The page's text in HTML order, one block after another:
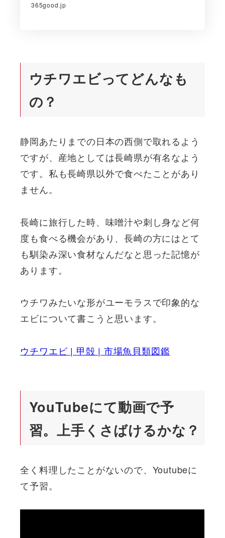
365good.jp
ウチワエビってどんなも
の？
静岡あたりまでの日本の西側で取れるよう
ですが、産地としては長崎県が有名なよう
です。私も長崎県以外で食べたことがあり
ません。
長崎に旅行した時、味噌汁や刺し身など何
度も食べる機会があり、長崎の方にはとて
も馴染み深い食材なんだなと思った記憶が
あります。
ウチワみたいな形がユーモラスで印象的な
エビについて書こうと思います。
ウチワエビ | 甲殻 | 市場魚貝類図鑑
YouTubeにて動画で予
習。上手くさばけるかな？
全く料理したことがないので、Youtubeに
て予習。